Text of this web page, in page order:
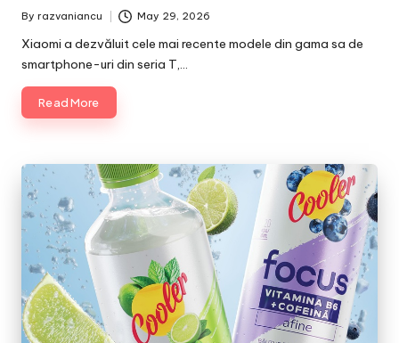
Posted
By razvaniancu May 29, 2026
Xiaomi a dezvăluit cele mai recente modele din gama sa de
smartphone-uri din seria T,…
Read More